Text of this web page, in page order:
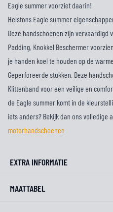
Eagle summer voorziet daarin!
Helstons Eagle summer
Deze handschoenen zijn vervaardigd
Padding, Knokkel Beschermer
je handen koel te houden op de
Geperforeerde stukken. Deze
Klittenband voor een veilige en
de Eagle summer komt in de
iets anders? Bekijk dan ons volledige
motorhandschoenen
EXTRA INFORMATIE
MAATTABEL